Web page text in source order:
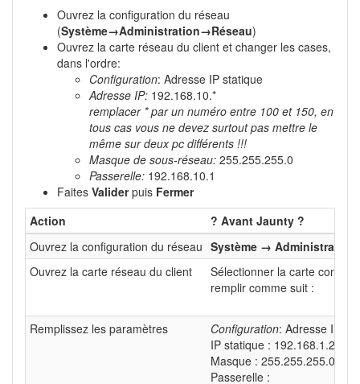
Ouvrez la configuration du réseau
(Système→Administration→Réseau)
Ouvrez la carte réseau du client et changer les cases,
dans l'ordre:
Configuration: Adresse IP statique
Adresse IP: 192.168.10.*
remplacer * par un numéro entre 100 et 150, en
tous cas vous ne devez surtout pas mettre le
même sur deux pc différents !!!
Masque de sous-réseau: 255.255.255.0
Passerelle: 192.168.10.1
Faites Validerpuis Fermer
Action
? Avant Jaunty ?
Ouvrez la configuration du réseau Système → Administration
Ouvrez la carte réseau du client
Sélectionner la carte
remplir comme suit :
Remplissez les paramètres Configuration: Adresse IP
IP statique : 192.168.1.20
Masque : 255.255.255.0
Passerelle :